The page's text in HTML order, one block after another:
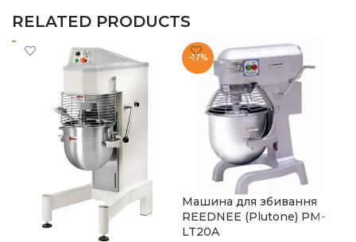
RELATED PRODUCTS
-17%
Машина для збивання
REEDNEE (Plutone) PM-
LT20A